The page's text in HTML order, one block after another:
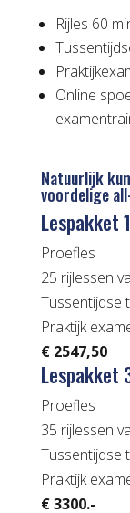
Rijles 60
Online
Natuurlijk
voordelige
Lespakket 1
Proefles
25 rijlessen
Tussentijdse
Praktijk
€ 2547,50
Lespakket
Proefles
35 rijlessen
Tussentijdse
Praktijk
€ 3300.-